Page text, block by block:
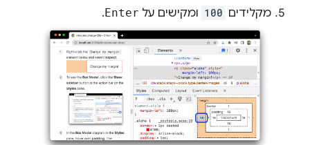
מקלידים 100 ומקישים על Enter
.